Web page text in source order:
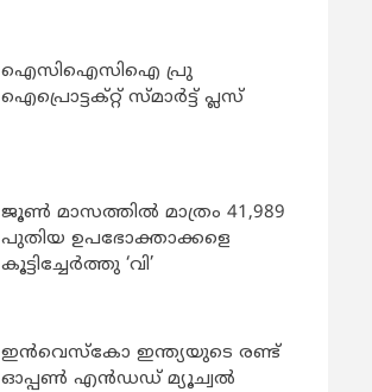
ഐസിഐസിഐ പ്രു
ഐപ്രൊട്ടക്റ്റ് സ്മാർട്ട് പ്ലസ്
ജൂൺ മാസത്തിൽ മാത്രം 41,989
പുതിയ ഉപഭോക്താക്കളെ
കൂട്ടിച്ചേർത്തു ‘വി’
ഇന്‍വെസ്കോ ഇന്ത്യയുടെ രണ്ട്
ഓപ്പണ്‍ എന്‍ഡഡ് മ്യൂച്വല്‍